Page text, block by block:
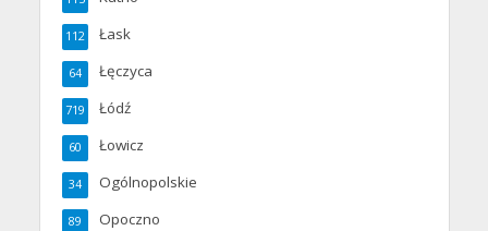
Łask
112
Łęczyca
64
Łódź
719
Łowicz
60
Ogólnopolskie
34
Opoczno
89